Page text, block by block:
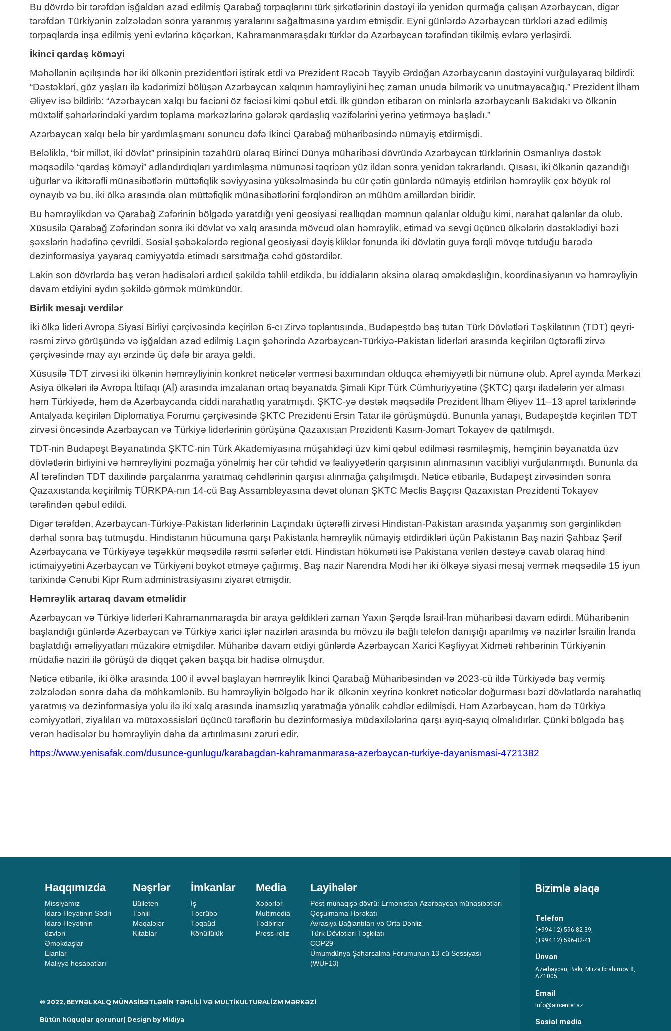
Bu dövrdə bir tərəfdən işğaldan azad edilmiş Qarabağ torpaqlarını türk şirkətlərinin dəstəyi ilə yenidən qurmağa çalışan Azərbaycan, digər
tərəfdən Türkiyənin zəlzələdən sonra yaranmış yaralarını sağaltmasına yardım etmişdir. Eyni günlərdə Azərbaycan türkləri azad edilmiş
torpaqlarda inşa edilmiş yeni evlərinə köçərkən, Kahramanmaraşdakı türklər də Azərbaycan tərəfindən tikilmiş evlərə yerləşirdi.
İkinci qardaş köməyi
Məhəllənin açılışında hər iki ölkənin prezidentləri iştirak etdi və Prezident Rəcəb Tayyib Ərdoğan Azərbaycanın dəstəyini vurğulayaraq bildirdi:
“Dəstəkləri, göz yaşları ilə kədərimizi bölüşən Azərbaycan xalqının həmrəyliyini heç zaman unuda bilmərik və unutmayacağıq.” Prezident İlham
Əliyev isə bildirib: “Azərbaycan xalqı bu faciəni öz faciəsi kimi qəbul etdi. İlk gündən etibarən on minlərlə azərbaycanlı Bakıdakı və ölkənin
müxtəlif şəhərlərindəki yardım toplama mərkəzlərinə gələrək qardaşlıq vəzifələrini yerinə yetirməyə başladı.”
Azərbaycan xalqı belə bir yardımlaşmanı sonuncu dəfə İkinci Qarabağ müharibəsində nümayiş etdirmişdi.
Beləliklə, “bir millət, iki dövlət” prinsipinin təzahürü olaraq Birinci Dünya müharibəsi dövründə Azərbaycan türklərinin Osmanlıya dəstək
məqsədilə “qardaş köməyi” adlandırdıqları yardımlaşma nümunəsi təqribən yüz ildən sonra yenidən təkrarlandı. Qısası, iki ölkənin qazandığı
uğurlar və ikitərəfli münasibətlərin müttəfiqlik səviyyəsinə yüksəlməsində bu cür çətin günlərdə nümayiş etdirilən həmrəylik çox böyük rol
oynayıb və bu, iki ölkə arasında olan müttəfiqlik münasibətlərini fərqləndirən ən mühüm amillərdən biridir.
Bu həmrəylikdən və Qarabağ Zəfərinin bölgədə yaratdığı yeni geosiyasi reallıqdan məmnun qalanlar olduğu kimi, narahat qalanlar da olub.
Xüsusilə Qarabağ Zəfərindən sonra iki dövlət və xalq arasında mövcud olan həmrəylik, etimad və sevgi üçüncü ölkələrin dəstəklədiyi bəzi
şəxslərin hədəfinə çevrildi. Sosial şəbəkələrdə regional geosiyasi dəyişikliklər fonunda iki dövlətin guya fərqli mövqe tutduğu barədə
dezinformasiya yayaraq cəmiyyətdə etimadı sarsıtmağa cəhd göstərdilər.
Lakin son dövrlərdə baş verən hadisələri ardıcıl şəkildə təhlil etdikdə, bu iddiaların əksinə olaraq əməkdaşlığın, koordinasiyanın və həmrəyliyin
davam etdiyini aydın şəkildə görmək mümkündür.
Birlik mesajı verdilər
İki ölkə lideri Avropa Siyasi Birliyi çərçivəsində keçirilən 6-cı Zirvə toplantısında, Budapeştdə baş tutan Türk Dövlətləri Təşkilatının (TDT) qeyri-
rəsmi zirvə görüşündə və işğaldan azad edilmiş Laçın şəhərində Azərbaycan-Türkiyə-Pakistan liderləri arasında keçirilən üçtərəfli zirvə
çərçivəsində may ayı ərzində üç dəfə bir araya gəldi.
Xüsusilə TDT zirvəsi iki ölkənin həmrəyliyinin konkret nəticələr verməsi baxımından olduqca əhəmiyyətli bir nümunə olub. Aprel ayında Mərkəzi
Asiya ölkələri ilə Avropa İttifaqı (Aİ) arasında imzalanan ortaq bəyanatda Şimali Kipr Türk Cümhuriyyətinə (ŞKTC) qarşı ifadələrin yer alması
həm Türkiyədə, həm də Azərbaycanda ciddi narahatlıq yaratmışdı. ŞKTC-yə dəstək məqsədilə Prezident İlham Əliyev 11–13 aprel tarixlərində
Antalyada keçirilən Diplomatiya Forumu çərçivəsində ŞKTC Prezidenti Ersin Tatar ilə görüşmüşdü. Bununla yanaşı, Budapeştdə keçirilən TDT
zirvəsi öncəsində Azərbaycan və Türkiyə liderlərinin görüşünə Qazaxıstan Prezidenti Kasım-Jomart Tokayev də qatılmışdı.
TDT-nin Budapeşt Bəyanatında ŞKTC-nin Türk Akademiyasına müşahidəçi üzv kimi qəbul edilməsi rəsmiləşmiş, həmçinin bəyanatda üzv
dövlətlərin birliyini və həmrəyliyini pozmağa yönəlmiş hər cür təhdid və fəaliyyətlərin qarşısının alınmasının vacibliyi vurğulanmışdı. Bununla da
Aİ tərəfindən TDT daxilində parçalanma yaratmaq cəhdlərinin qarşısı alınmağa çalışılmışdı. Nəticə etibarilə, Budapeşt zirvəsindən sonra
Qazaxıstanda keçirilmiş TÜRKPA-nın 14-cü Baş Assambleyasına dəvət olunan ŞKTC Məclis Başçısı Qazaxıstan Prezidenti Tokayev
tərəfindən qəbul edildi.
Digər tərəfdən, Azərbaycan-Türkiyə-Pakistan liderlərinin Laçındakı üçtərəfli zirvəsi Hindistan-Pakistan arasında yaşanmış son gərginlikdən
dərhal sonra baş tutmuşdu. Hindistanın hücumuna qarşı Pakistanla həmrəylik nümayiş etdirdikləri üçün Pakistanın Baş naziri Şahbaz Şərif
Azərbaycana və Türkiyəyə təşəkkür məqsədilə rəsmi səfərlər etdi. Hindistan hökuməti isə Pakistana verilən dəstəyə cavab olaraq hind
ictimaiyyətini Azərbaycan və Türkiyəni boykot etməyə çağırmış, Baş nazir Narendra Modi hər iki ölkəyə siyasi mesaj vermək məqsədilə 15 iyun
tarixində Cənubi Kipr Rum administrasiyasını ziyarət etmişdir.
Həmrəylik artaraq davam etməlidir
Azərbaycan və Türkiyə liderləri Kahramanmaraşda bir araya gəldikləri zaman Yaxın Şərqdə İsrail-İran müharibəsi davam edirdi. Müharibənin
başlandığı günlərdə Azərbaycan və Türkiyə xarici işlər nazirləri arasında bu mövzu ilə bağlı telefon danışığı aparılmış və nazirlər İsrailin İranda
başlatdığı əməliyyatları müzakirə etmişdilər. Müharibə davam etdiyi günlərdə Azərbaycan Xarici Kəşfiyyat Xidməti rəhbərinin Türkiyənin
müdafiə naziri ilə görüşü də diqqət çəkən başqa bir hadisə olmuşdur.
Nəticə etibarilə, iki ölkə arasında 100 il əvvəl başlayan həmrəylik İkinci Qarabağ Müharibəsindən və 2023-cü ildə Türkiyədə baş vermiş
zəlzələdən sonra daha da möhkəmlənib. Bu həmrəyliyin bölgədə hər iki ölkənin xeyrinə konkret nəticələr doğurması bəzi dövlətlərdə narahatlıq
yaratmış və dezinformasiya yolu ilə iki xalq arasında inamsızlıq yaratmağa yönəlik cəhdlər edilmişdi. Həm Azərbaycan, həm də Türkiyə
cəmiyyətləri, ziyalıları və mütəxəssisləri üçüncü tərəflərin bu dezinformasiya müdaxilələrinə qarşı ayıq-sayıq olmalıdırlar. Çünki bölgədə baş
verən hadisələr bu həmrəyliyin daha da artırılmasını zəruri edir.
https://www.yenisafak.com/dusunce-gunlugu/karabagdan-kahramanmarasa-azerbaycan-turkiye-dayanismasi-4721382
Haqqımızda
Missiyamız
İdarə Heyətinin Sədri
İdarə Heyətinin
üzvləri
Əməkdaşlar
Elanlar
Maliyyə hesabatları
Nəşrlər
Bülleten
Təhlil
Məqalələr
Kitablar
İmkanlar
İş
Təcrübə
Təqaüd
Könüllülük
Media
Xəbərlər
Multimedia
Tədbirlər
Press-reliz
Layihələr
Post-münaqişə dövrü: Ermənistan-Azərbaycan münasibətləri
Qoşulmama Hərəkatı
Avrasiya Bağlantıları və Orta Dəhliz
Türk Dövlətləri Təşkilatı
COP29
Ümumdünya Şəhərsalma Forumunun 13-cü Sessiyası
(WUF13)
© 2022, BEYNƏLXALQ MÜNASİBƏTLƏRİN TƏHLİLİ VƏ MULTİKULTURALİZM MƏRKƏZİ
Bütün hüquqlar qorunur| Design by Midiya
Bizimlə əlaqə
Telefon
(+994 12) 596-82-39,
(+994 12) 596-82-41
Ünvan
Azərbaycan, Bakı, Mirzə İbrahimov 8,
AZ1005
Email
Info@aircenter.az
Sosial media